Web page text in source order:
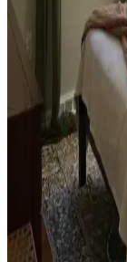
Teal renkli
aksesuar seçimiyle
ahşap dolap, teal
Yan Sehpa
Dekorasyon
Yan sehpa
açısından
görünümü
Ev
Konforun